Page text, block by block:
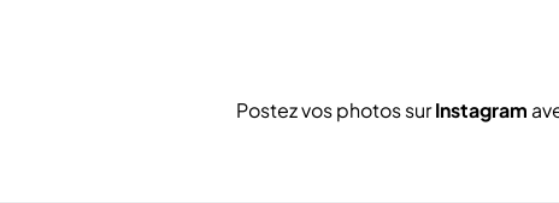
Postez vos photos surInstagram